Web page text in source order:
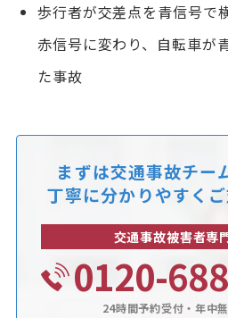
歩行者が交差点を青信号で
赤信号に変わり、自転車が
た事故
まずは交通事故チー
丁寧に分かりやすく
交通事故被害者専
0120-
24時間予約受付・年中